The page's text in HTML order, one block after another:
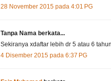
28 November 2015 pada 4:01 PG
Tanpa Nama berkata...
Sekiranya xdaftar lebih dr 5 atau 6
4 Disember 2015 pada 6:37 PG